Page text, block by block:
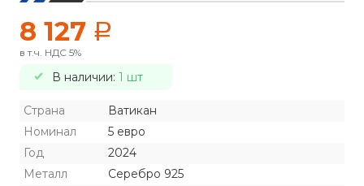
8 127 a
в т.ч. НДС 5%
В наличии: 1 шт
Страна
Ватикан
Номинал
5 евро
Год
2024
Металл
Серебро 925